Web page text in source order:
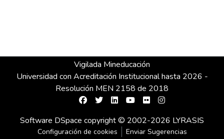
Vigilada Mineducación
Universidad con Acreditación Institucional hasta 2026 -
Resolución MEN 2158 de 2018
Software DSpace copyright © 2002-2026 LYRASIS
Configuración de cookies Enviar Sugerencias